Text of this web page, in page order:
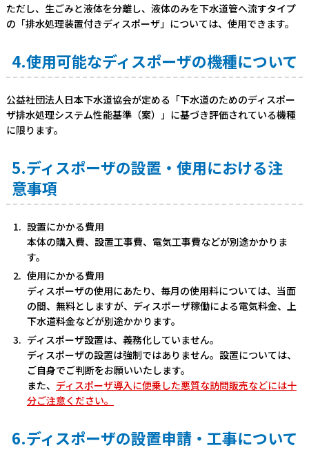
ただし、生ごみと液体を分離し、液体のみを下水道管へ流すタイプ
の「排水処理装置付きディスポーザ」については、使用できます。
4.使用可能なディスポーザの機種について
公益社団法人日本下水道協会が定める「下水道のためのディスポー
ザ排水処理システム性能基準（案）」に基づき評価されている機種
に限ります。
5.ディスポーザの設置・使用における注
意事項
設置にかかる費用
本体の購入費、設置工事費、電気工事費などが別途かかりま
す。
使用にかかる費用
ディスポーザの使用にあたり、毎月の使用料については、当面
の間、無料としますが、ディスポーザ稼働による電気料金、上
下水道料金などが別途かかります。
ディスポーザ設置は、義務化していません。
ディスポーザの設置は強制ではありません。設置については、
ご自身でご判断をお願いいたします。
また、 ディスポーザ導入に便乗した悪質な訪問販売などには十
分ご注意ください。
6.ディスポーザの設置申請・工事について